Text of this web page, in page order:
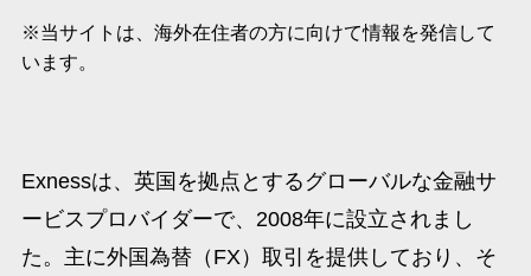
※当サイトは、海外在住者の方に向けて情報を発信して
います。
Exnessは、英国を拠点とするグローバルな金融サ
ービスプロバイダーで、2008年に設立されまし
た。主に外国為替（FX）取引を提供しており、そ